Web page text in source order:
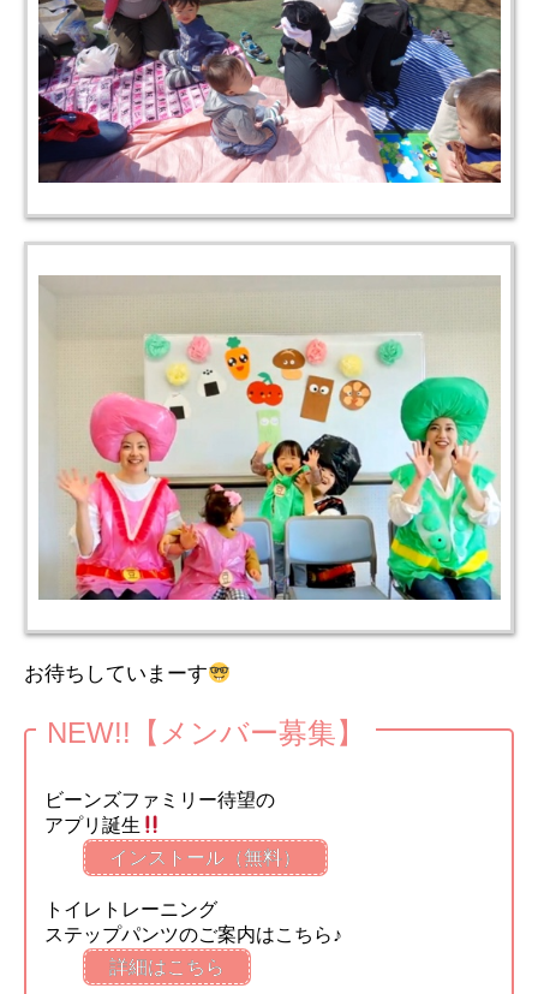
お待ちしていまーす
NEW!!【メンバー募集】
ビーンズファミリー待望の
アプリ誕生
インストール（無料）
トイレトレーニング
ステップパンツのご案内はこちら♪
詳細はこちら